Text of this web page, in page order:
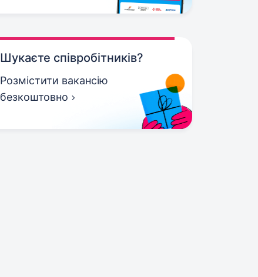
Шукаєте співробітників?
Розмістити вакансію
безкоштовно